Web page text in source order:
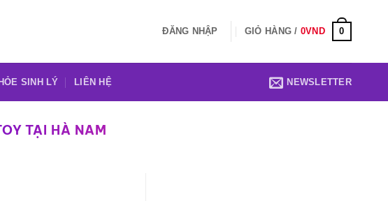
ĐĂNG NHẬP GIỎ HÀNG / 0VND 0
SINH LÝ LIÊN HỆ NEWSLETTER
TẠI HÀ NAM